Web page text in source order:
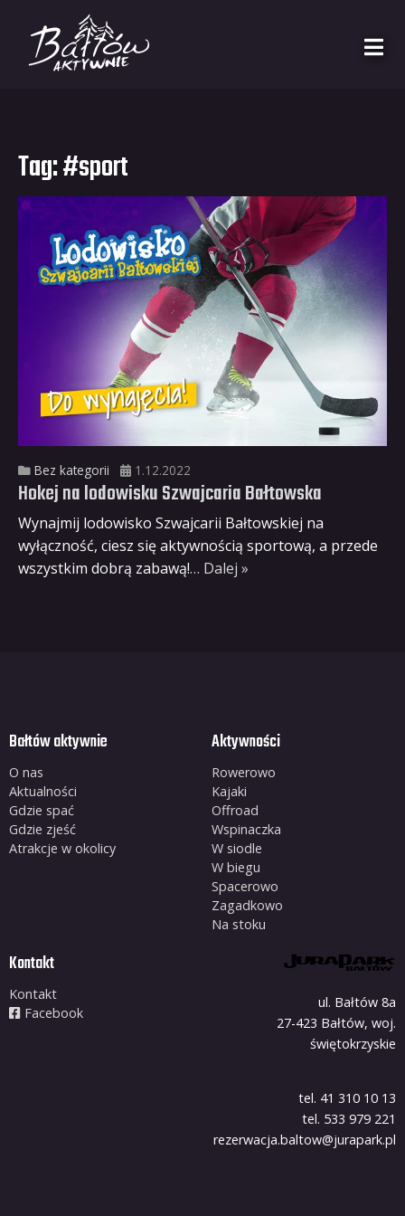
Tag:#sport
Bez kategorii 1.12.2022
Hokej na lodowisku Szwajcaria Bałtowska
Wynajmij lodowisko Szwajcarii Bałtowskiej na
wyłączność, ciesz się aktywnością sportową, a przede
wszystkim dobrą zabawą!… Dalej »
Bałtów aktywnie
O nas
Aktualności
Gdzie spać
Gdzie zjeść
Atrakcje w okolicy
Aktywności
Rowerowo
Kajaki
Offroad
Wspinaczka
W siodle
W biegu
Spacerowo
Zagadkowo
Na stoku
Kontakt
Kontakt
Facebook
ul. Bałtów 8a
27-423 Bałtów, woj.
świętokrzyskie
tel. 41 310 10 13
tel. 533 979 221
rezerwacja.baltow@jurapark.pl